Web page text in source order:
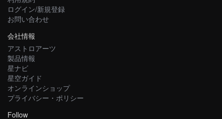
ログイン/新規登録
お問い合わせ
会社情報
アストロアーツ
製品情報
星ナビ
星空ガイド
オンラインショップ
プライバシー・ポリシー
Follow